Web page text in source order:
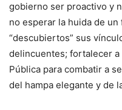
gobierno ser proactivo y
no esperar la huida de
“descubiertos” sus
delincuentes; fortalecer a
Pública para combatir a
del hampa elegante y de